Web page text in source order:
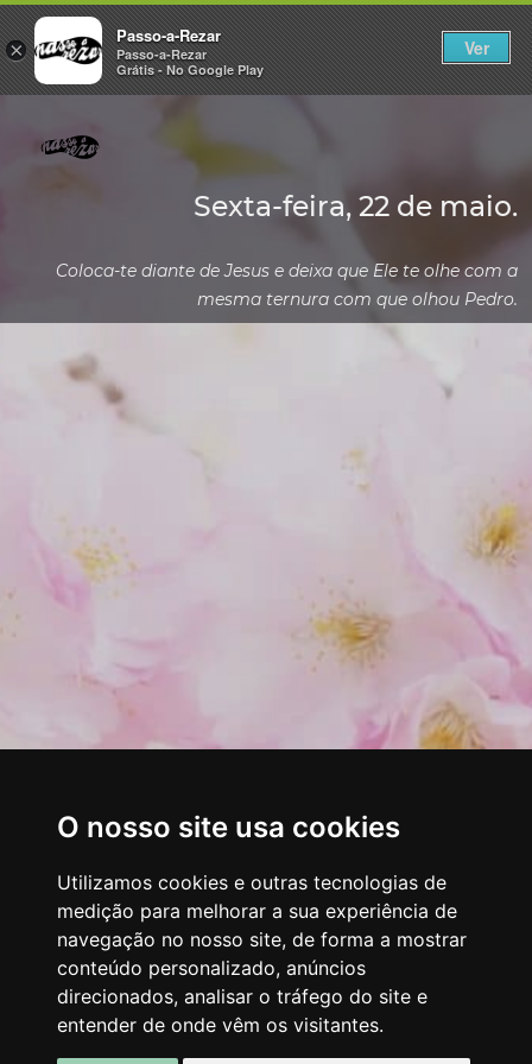
O nosso site usa cookies
Utilizamos cookies e outras tecnologias de
medição para melhorar a sua experiência de
navegação no nosso site, de forma a mostrar
conteúdo personalizado, anúncios
direcionados, analisar o tráfego do site e
entender de onde vêm os visitantes.
×
Passo-a-Rezar
Passo-a-Rezar
Grátis - No Google Play
Ver
Sexta-feira, 22 de maio.
Coloca-te diante de Jesus e deixa que Ele te olhe com a
mesma ternura com que olhou Pedro.